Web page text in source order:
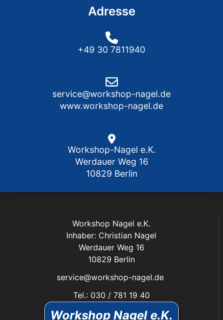
Workshop Nagel e.K.
Adresse
+49 30 7811940
service@workshop-nagel.de
www.workshop-nagel.de
Workshop-Nagel e.K.
Werdauer Weg 16
10829 Berlin
Workshop Nagel e.K.
Inhaber: Christian Nagel
Werdauer Weg 16
10829 Berlin
service@workshop-nagel.de
Tel.: 030 / 781 19 40